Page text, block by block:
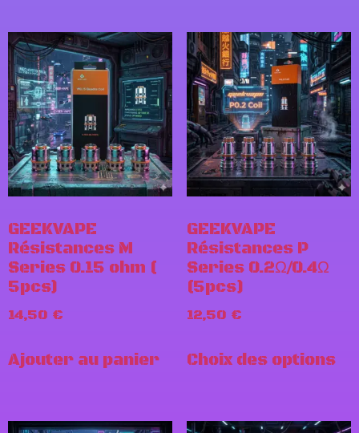
GEEKVAPE
Résistances M
Series 0.15 ohm (
5pcs)
14,50 €
Ajouter au panier
GEEKVAPE
Résistances P
Series 0.2Ω/0.4Ω
(5pcs)
12,50 €
Choix des options